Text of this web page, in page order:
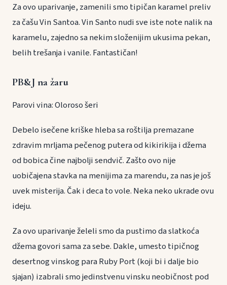
Za ovo uparivanje, zamenili smo tipičan karamel preliv
za čašu Vin Santoa. Vin Santo nudi sve iste note nalik na
karamelu, zajedno sa nekim složenijim ukusima pekan,
belih trešanja i vanile. Fantastičan!
PB&J na žaru
Parovi vina: Oloroso šeri
Debelo isečene kriške hleba sa roštilja premazane
zdravim mrljama pečenog putera od kikirikija i džema
od bobica čine najbolji sendvič. Zašto ovo nije
uobičajena stavka na menijima za marendu, za nas je još
uvek misterija. Čak i deca to vole. Neka neko ukrade ovu
ideju.
Za ovo uparivanje želeli smo da pustimo da slatkoća
džema govori sama za sebe. Dakle, umesto tipičnog
desertnog vinskog para Ruby Port (koji bi i dalje bio
sjajan) izabrali smo jedinstvenu vinsku neobičnost pod